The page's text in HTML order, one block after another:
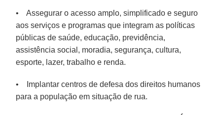
• Assegurar o acesso amplo, simplificado e seguro
aos serviços e programas que integram as políticas
públicas de saúde, educação, previdência,
assistência social, moradia, segurança, cultura,
esporte, lazer, trabalho e renda.
• Implantar centros de defesa dos direitos humanos
para a população em situação de rua.